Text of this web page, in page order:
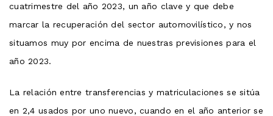
cuatrimestre del año 2023, un año clave y que debe
marcar la recuperación del sector automovilístico, y nos
situamos muy por encima de nuestras previsiones para el
año 2023.
La relación entre transferencias y matriculaciones se sitúa
en 2,4 usados ​​por uno nuevo, cuando en el año anterior se